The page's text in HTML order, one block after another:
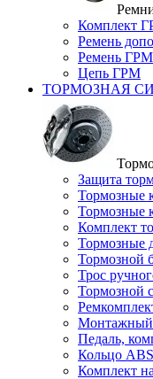
Комплект
Ремень
Ремень ГРМ
Цепь ГРМ
ТОРМОЗНАЯ
Защита
Тормозные
Тормозные
Комплект
Тормозные
Тормозной
Трос
Тормозной
Монтажный
Педаль,
Кольцо ABS
Комплект